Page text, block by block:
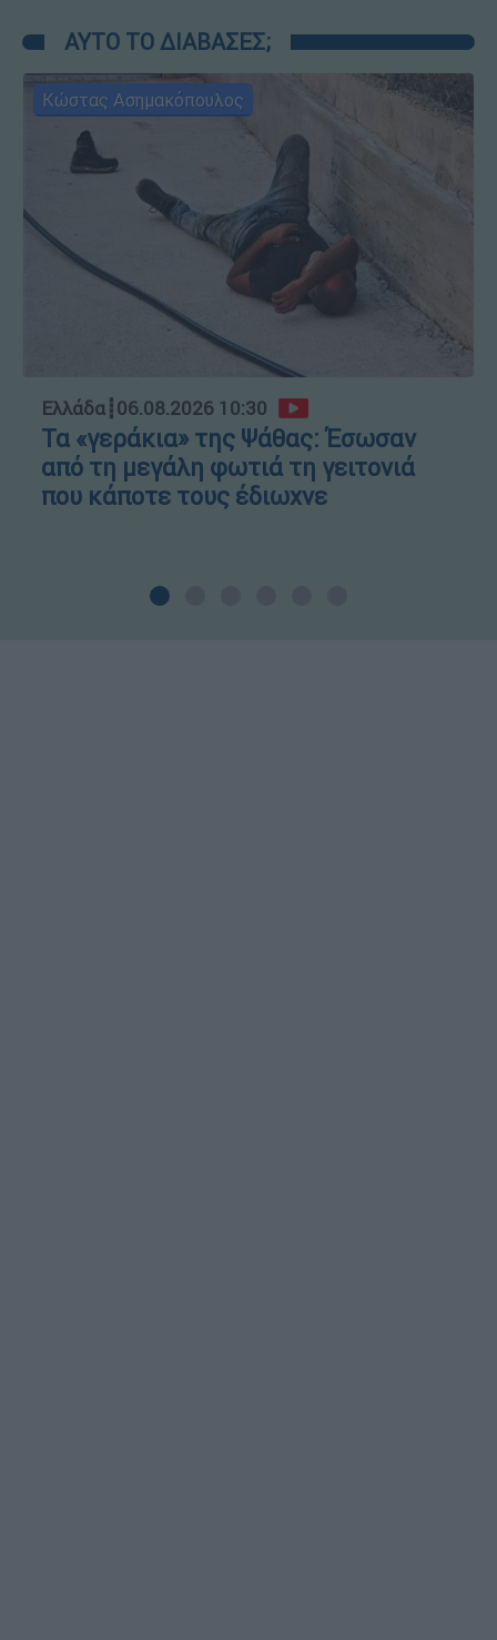
ΑΥΤΟ ΤΟ ΔΙΑΒΑΣΕΣ;
Κώστας Ασημακόπουλος
Ελλάδα┋06.08.2026 10:30
Τα «γεράκια» της Ψάθας: Έσωσαν
από τη μεγάλη φωτιά τη γειτονιά
που κάποτε τους έδιωχνε